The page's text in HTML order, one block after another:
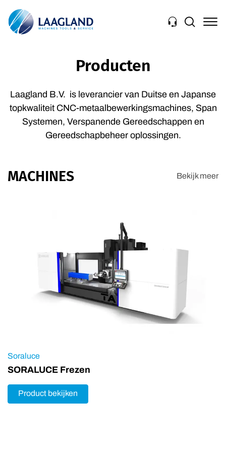
Navigation
Producten
Laagland B.V. is leverancier van Duitse en Japanse
topkwaliteit CNC-metaalbewerkingsmachines, Span
Systemen, Verspanende Gereedschappen en
Gereedschapbeheer oplossingen.
MACHINES Bekijk meer
Soraluce
SORALUCE Frezen
Product bekijken